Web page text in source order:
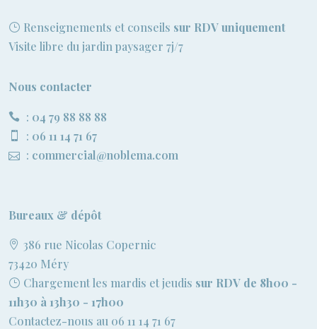
Renseignements et conseils sur RDV uniquement
Visite libre du jardin paysager 7j/7
Nous contacter
: 04 79 88 88 88
: 06 11 14 71 67
: commercial@noblema.com
Bureaux & dépôt
386 rue Nicolas Copernic
73420 Méry
Chargement les mardis et jeudis sur RDV de 8h00 -
11h30 à 13h30 - 17h00
Contactez-nous au 06 11 14 71 67